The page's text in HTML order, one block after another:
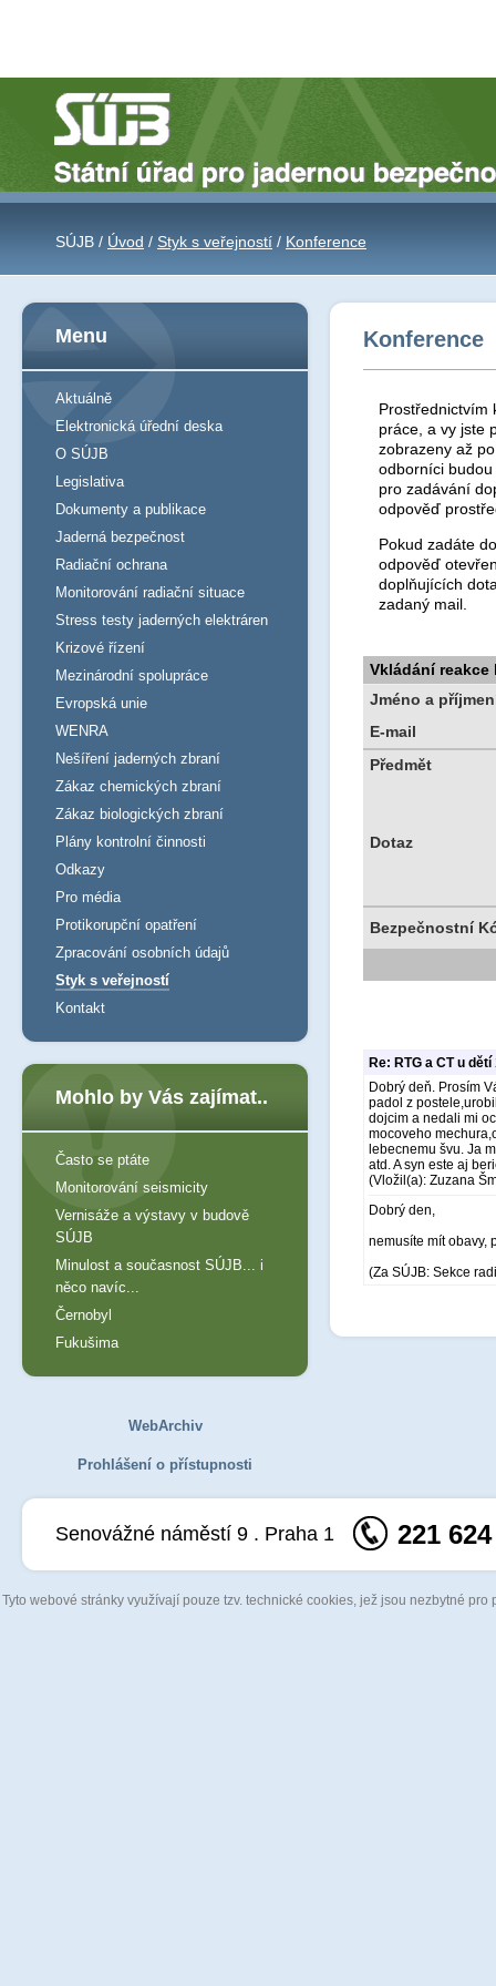
SÚJB / Úvod / Styk s veřejností / Konference
Konference
Prostřednictvím
práce, a vy jste
zobrazeny až
odborníci
pro zadávání
odpověď
Pokud zadáte
odpověď
doplňujících
zadaný mail.
Vkládání reakce
Jméno a
E-mail
Předmět
Dotaz
Bezpečnostní
Re: RTG a CT u dětí
Dobrý deň. Prosím
padol z
dojcim a nedali mi
mocoveho
lebecnemu švu. Ja
atd. A syn este aj
(Vložil(a): Zuzana
Dobrý den,
nemusíte mít obavy,
(Za SÚJB: Sekce
Menu
Aktuálně
Elektronická úřední deska
O SÚJB
Legislativa
Dokumenty a publikace
Jaderná bezpečnost
Radiační ochrana
Monitorování radiační situace
Stress testy jaderných elektráren
Krizové řízení
Mezinárodní spolupráce
Evropská unie
WENRA
Nešíření jaderných zbraní
Zákaz chemických zbraní
Zákaz biologických zbraní
Plány kontrolní činnosti
Odkazy
Pro média
Protikorupční opatření
Zpracování osobních údajů
Styk s veřejností
Kontakt
Mohlo by Vás zajímat..
Často se ptáte
Monitorování seismicity
Vernisáže a výstavy v budově
SÚJB
Minulost a současnost SÚJB... i
něco navíc...
Černobyl
Fukušima
WebArchiv
Prohlášení o přístupnosti
Senovážné náměstí 9 . Praha 1 221
Tyto webové stránky využívají pouze tzv. technické cookies, jež jsou nezbytné